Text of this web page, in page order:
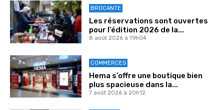
BROCANTE
Les réservations sont ouvertes
pour l’édition 2026 de la...
8 août 2026 à 19h04
COMMERCES
Hema s’offre une boutique bien
plus spacieuse dans la...
7 août 2026 à 20h12